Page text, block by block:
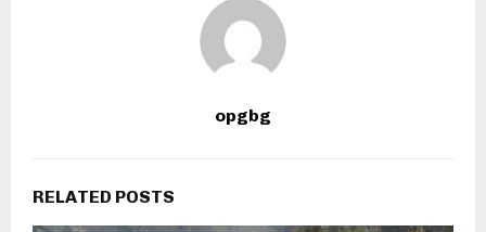
opgbg
RELATED POSTS